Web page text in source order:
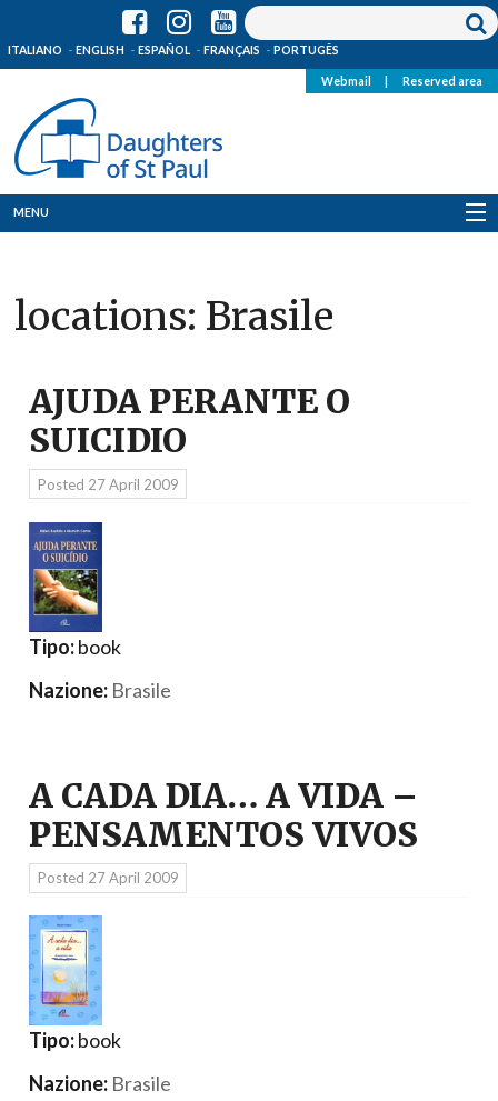
ITALIANO ENGLISH ESPAÑOL FRANÇAIS PORTUGÊS
Webmail Reserved area
MENU
Where we are
Resources
Media
locations: Brasile
AJUDA PERANTE O
SUICIDIO
Posted 27 April 2009
Tipo:book
Nazione: Brasile
A CADA DIA… A VIDA –
PENSAMENTOS VIVOS
Posted 27 April 2009
Tipo:book
Nazione: Brasile